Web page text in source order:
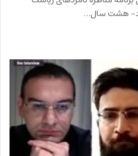
هشت سال…